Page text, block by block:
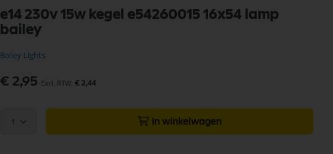
e14 230v 15w kegel e54260015 16x54 lamp
bailey
Bailey Lights
€ 2,95 € 2,44
1 In winkelwagen